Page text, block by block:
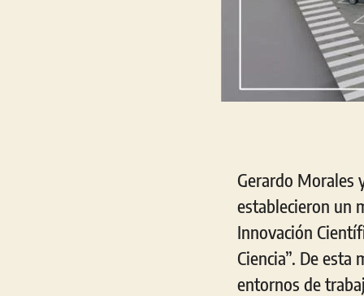
Gerardo Morales
establecieron un
Innovación
Ciencia”. De
entornos de